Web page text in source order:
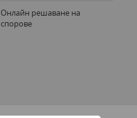
Онлайн решаване на
спорове